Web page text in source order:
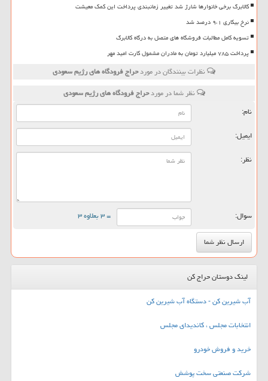
کالابرگ برخی خانوارها شارژ شد تغییر زمانبندی پرداخت این کمک معیشت
نرخ بیکاری ۹،۱ درصد شد
تسویه کامل مطالبات فروشگاه های متصل به درگاه کالابرگ
پرداخت ۷۸۵ میلیارد تومان به مادران مشمول کارت امید مهر
نظرات بینندگان در موردحراج فرودگاه های رژیم سعودی
نظر شما در موردحراج فرودگاه های رژیم سعودی
نام:
ایمیل:
نظر:
سوال: = ۳ بعلاوه ۳
لینک دوستان حراج کن
آب شیرین کن - دستگاه آب شیرین کن
انتخابات مجلس ، کاندیدای مجلس
خرید و فروش خودرو
شرکت صنعتی سخت پوشش